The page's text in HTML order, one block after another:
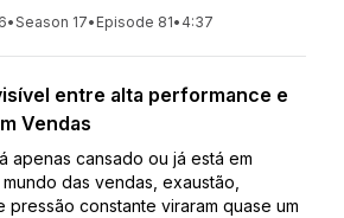
•Season 17• Episode 81• 4:37
entre alta performance e
Vendas
apenas cansado ou já está em
das vendas, exaustão,
pressão constante viraram quase um